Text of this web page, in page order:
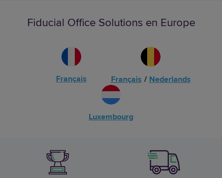
Fiducial Office Solutions en Europe
Français Français / Nederlands
Luxembourg